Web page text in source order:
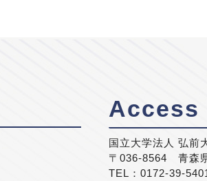
Access
国立大学法人 弘前
〒036-8564 青森
TEL：0172-39-